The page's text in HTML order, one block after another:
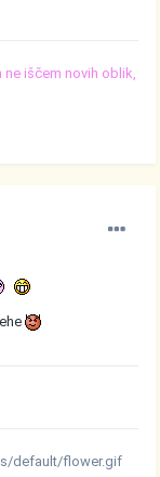
ne iščem novih oblik,
default/flower.gif